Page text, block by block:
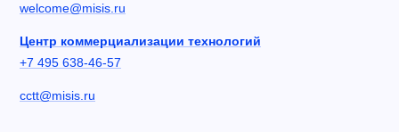
welcome@misis.ru
Центр коммерциализации технологий
+7 495 638-46-57
cctt@misis.ru